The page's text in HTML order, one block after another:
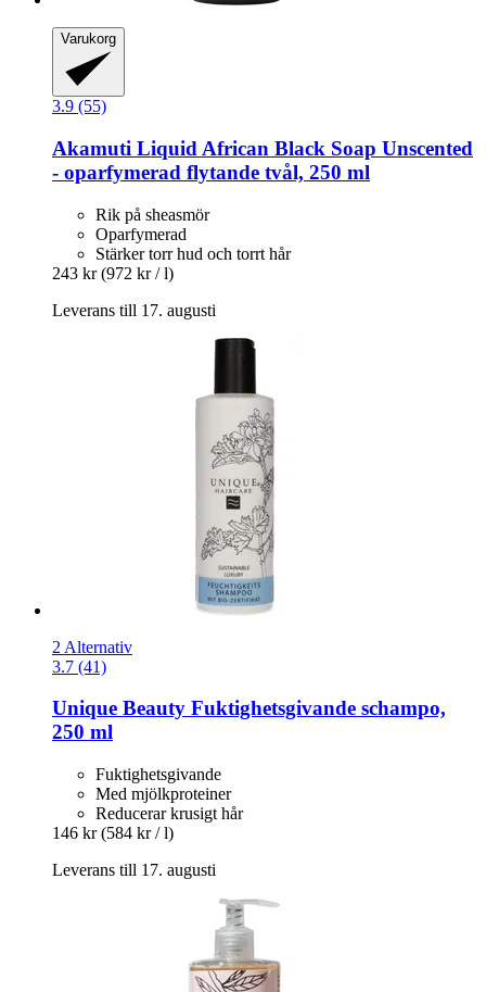
Varukorg
3.9 (55)
Akamuti Liquid African Black Soap Unscented
-​ oparfymerad flytande tvål, 250 ml
Rik på sheasmör
Oparfymerad
Stärker torr hud och torrt hår
243 kr (972 kr / l)
Leverans till 17. augusti
2 Alternativ
3.7 (41)
Unique Beauty Fuktighetsgivande schampo,
250 ml
Fuktighetsgivande
Med mjölkproteiner
Reducerar krusigt hår
146 kr (584 kr / l)
Leverans till 17. augusti